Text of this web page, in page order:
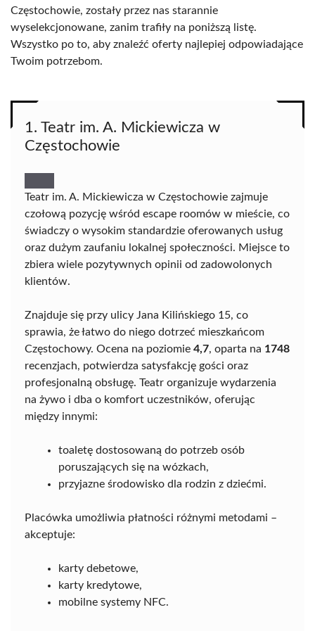
Częstochowie, zostały przez nas starannie
wyselekcjonowane, zanim trafiły na poniższą listę.
Wszystko po to, aby znaleźć oferty najlepiej odpowiadające
Twoim potrzebom.
1. Teatr im. A. Mickiewicza w
Częstochowie
Teatr im. A. Mickiewicza w Częstochowie zajmuje
czołową pozycję wśród escape roomów w mieście, co
świadczy o wysokim standardzie oferowanych usług
oraz dużym zaufaniu lokalnej społeczności. Miejsce to
zbiera wiele pozytywnych opinii od zadowolonych
klientów.
Znajduje się przy ulicy Jana Kilińskiego 15, co
sprawia, że łatwo do niego dotrzeć mieszkańcom
Częstochowy. Ocena na poziomie 4,7, oparta na 1748
recenzjach, potwierdza satysfakcję gości oraz
profesjonalną obsługę. Teatr organizuje wydarzenia
na żywo i dba o komfort uczestników, oferując
między innymi:
toaletę dostosowaną do potrzeb osób
poruszających się na wózkach,
przyjazne środowisko dla rodzin z dziećmi.
Placówka umożliwia płatności różnymi metodami –
akceptuje:
karty debetowe,
karty kredytowe,
mobilne systemy NFC.